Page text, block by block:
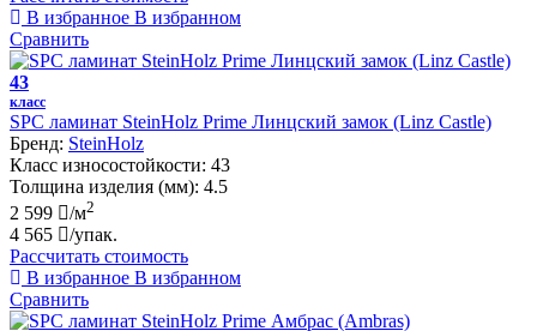
В избранное В избранном
Сравнить
43
класс
SPC ламинат SteinHolz Prime Линцский замок (Linz Castle)
Бренд: SteinHolz
Класс износостойкости: 43
Толщина изделия (мм): 4.5
2 599
/м2
4 565
/упак.
Рассчитать стоимость
В избранное В избранном
Сравнить